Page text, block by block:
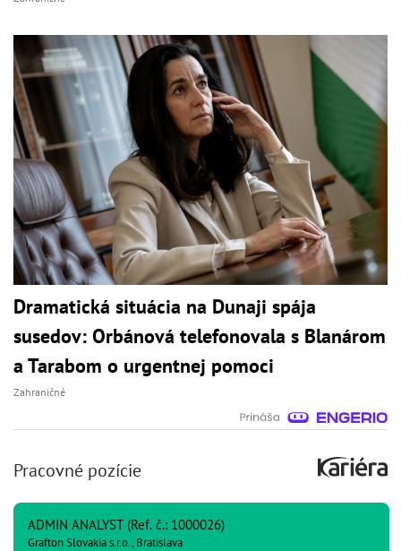
Dramatická situácia na Dunaji spája
susedov: Orbánová telefonovala s Blanárom
a Tarabom o urgentnej pomoci
Zahraničné
Pracovné pozície
ADMIN ANALYST (Ref. č.: 1000026)
Grafton Slovakia s.r.o., Bratislava